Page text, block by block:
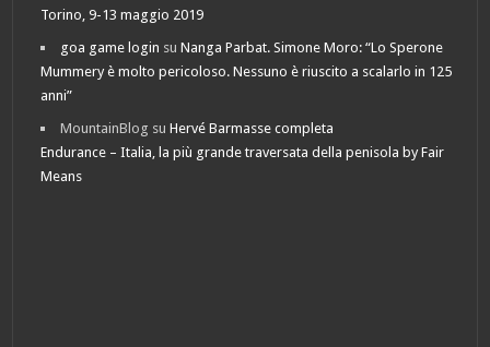
Torino, 9-13 maggio 2019
goa game login suNanga Parbat. Simone Moro: “Lo Sperone
Mummery è molto pericoloso. Nessuno è riuscito a scalarlo in 125
anni”
MountainBlog suHervé Barmasse completa
Endurance – Italia, la più grande traversata della penisola by Fair
Means